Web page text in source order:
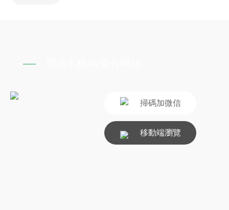
掃碼加微信
移動端瀏覽